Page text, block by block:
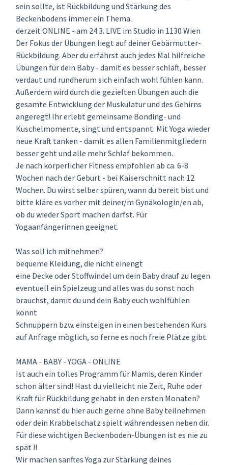
sein sollte, ist Rückbildung und Stärkung des
Beckenbodens immer ein Thema.
derzeit ONLINE - am 24.3. LIVE im Studio in 1130 Wien
Der Fokus der Übungen liegt auf deiner Gebärmutter-
Rückbildung. Aber du erfährst auch jedes Mal hilfreiche
Übungen für dein Baby - damit es besser schläft, besser
verdaut und rundherum sich einfach wohl fühlen kann.
Außerdem wird durch die gezielten Übungen auch die
gesamte Entwicklung der Muskulatur und des Gehirns
angeregt! Ihr erlebt gemeinsame Bonding- und
Kuschelmomente, singt und entspannt. Mit Yoga wieder
neue Kraft tanken - damit es allen Familienmitgliedern
besser geht und alle mehr Schlaf bekommen.
Je nach körperlicher Fitness empfohlen ab ca. 6-8
Wochen nach der Geburt - bei Kaiserschnitt nach 12
Wochen. Du wirst selber spüren, wann du bereit bist und
bitte kläre es vorher mit deiner/m Gynäkologin/en ab,
ob du wieder Sport machen darfst. Für
Yogaanfängerinnen geeignet.
Was soll ich mitnehmen?
bequeme Kleidung, die nicht einengt
eine Decke oder Stoffwindel um dein Baby drauf zu legen
eventuell ein Spielzeug und alles was du sonst noch
brauchst, damit du und dein Baby euch wohlfühlen
könnt
Schnuppern bzw. einsteigen in einen bestehenden Kurs
auf Anfrage möglich, so ferne es noch freie Plätze gibt.
MAMA - BABY - YOGA - ONLINE
Ist auch ein tolles Programm für Mamis, deren Kinder
schon älter sind! Hast du vielleicht nie Zeit, Ruhe oder
Kraft für Rückbildung gehabt in den ersten Monaten?
Dann kannst du hier auch gerne ohne Baby teilnehmen
oder dein Krabbelschatz spielt währendessen neben dir.
Für diese wichtigen Beckenboden-Übungen ist es nie zu
spät !!
Wir machen sanftes Yoga zur Stärkung deines